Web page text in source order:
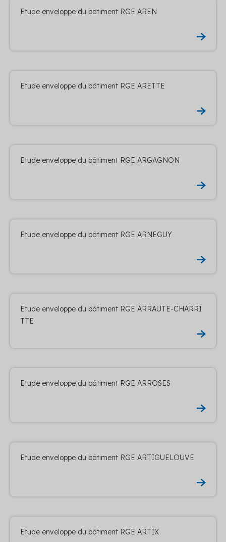
Etude enveloppe du bâtiment RGE AREN
Etude enveloppe du bâtiment RGE ARETTE
Etude enveloppe du bâtiment RGE ARGAGNON
Etude enveloppe du bâtiment RGE ARNEGUY
Etude enveloppe du bâtiment RGE ARRAUTE-CHARRI
TTE
Etude enveloppe du bâtiment RGE ARROSES
Etude enveloppe du bâtiment RGE ARTIGUELOUVE
Etude enveloppe du bâtiment RGE ARTIX